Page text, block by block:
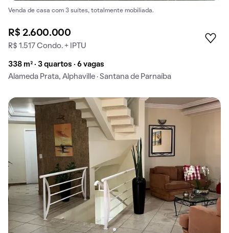
Venda de casa com 3 suítes, totalmente mobiliada.
R$ 2.600.000
R$ 1.517 Condo. + IPTU
338 m² · 3 quartos · 6 vagas
Alameda Prata, Alphaville · Santana de Parnaíba